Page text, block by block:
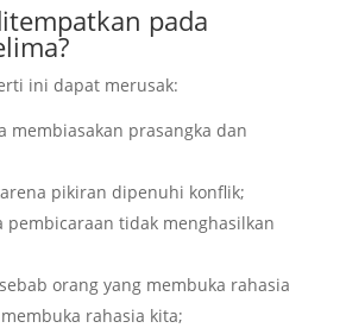
pada
ini dapat merusak:
membiasakan prasangka dan
pikiran dipenuhi konflik;
pembicaraan tidak menghasilkan
orang yang membuka rahasia
rahasia kita;